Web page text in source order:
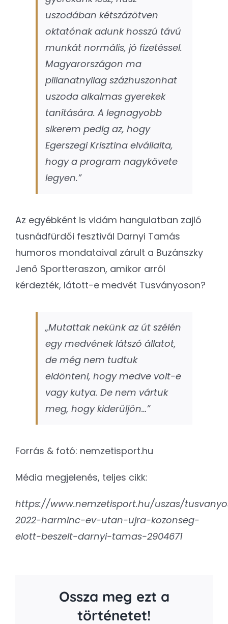
uszodában kétszázötven
oktatónak adunk hosszú távú
munkát normális, jó fizetéssel.
Magyarországon ma
pillanatnyilag százhuszonhat
uszoda alkalmas gyerekek
tanítására. A legnagyobb
sikerem pedig az, hogy
Egerszegi Krisztina elvállalta,
hogy a program nagykövete
legyen.”
Az egyébként is vidám hangulatban zajló
tusnádfürdői fesztivál Darnyi Tamás
humoros mondataival zárult a Buzánszky
Jenő Sportteraszon, amikor arról
kérdezték, látott-e medvét Tusványoson?
„Mutattak nekünk az út szélén
egy medvének látszó állatot,
de még nem tudtuk
eldönteni, hogy medve volt-e
vagy kutya. De nem vártuk
meg, hogy kiderüljön…”
Forrás & fotó: nemzetisport.hu
Média megjelenés, teljes cikk:
https://www.nemzetisport.hu/uszas/
2022-harminc-ev-utan-ujra-kozonseg-
elott-beszelt-darnyi-tamas-2904671
Ossza meg ezt a
történetet!